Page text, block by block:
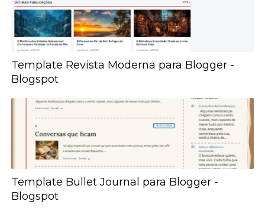
Template Revista Moderna para Blogger -
Blogspot
Template Bullet Journal para Blogger -
Blogspot